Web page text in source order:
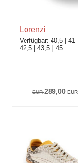
EUR289,00EUR
Lorenzi
40,5 41
42,5
43,5 45